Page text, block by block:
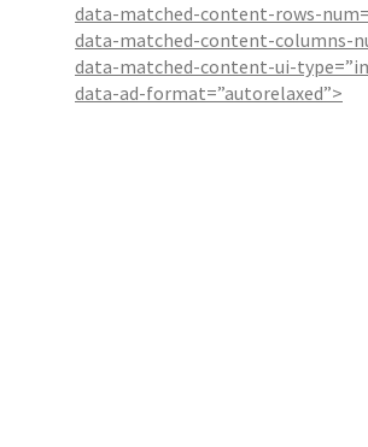
data-matched-content-rows-
data-matched-content-columns-
data-matched-content-ui-
data-ad-format=”autorelaxed”>